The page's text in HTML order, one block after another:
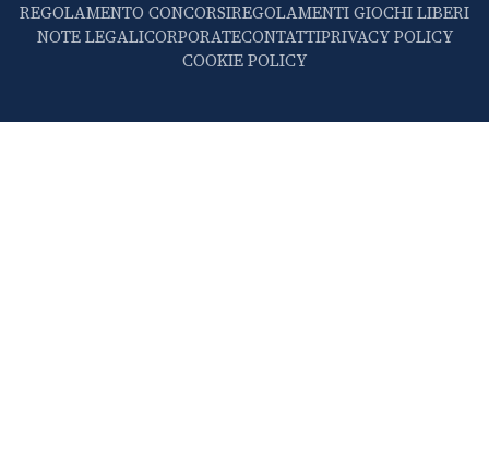
REGOLAMENTO CONCORSIREGOLAMENTI GIOCHI LIBERI
NOTE LEGALICORPORATECONTATTIPRIVACY POLICY
COOKIE POLICY